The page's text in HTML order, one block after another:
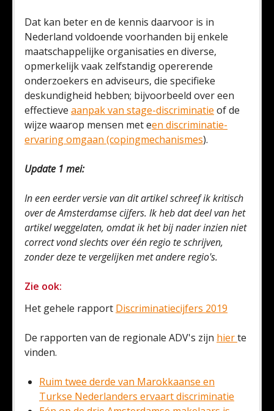
Dat kan beter en de kennis daarvoor is in
Nederland voldoende voorhanden bij enkele
maatschappelijke organisaties en diverse,
opmerkelijk vaak zelfstandig opererende
onderzoekers en adviseurs, die specifieke
deskundigheid hebben; bijvoorbeeld over een
effectieve aanpak van stage-discriminatie of de
wijze waarop mensen met een discriminatie-
ervaring omgaan (copingmechanismes).
Update 1 mei:
In een eerder versie van dit artikel schreef ik kritisch
over de Amsterdamse cijfers. Ik heb dat deel van het
artikel weggelaten, omdat ik het bij nader inzien niet
correct vond slechts over één regio te schrijven,
zonder deze te vergelijken met andere regio's.
Zie ook:
Het gehele rapport Discriminatiecijfers 2019
De rapporten van de regionale ADV's zijn hierte
vinden.
Ruim twee derde van Marokkaanse en
Turkse Nederlanders ervaart discriminatie